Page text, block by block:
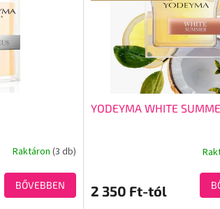
Raktáron (3 db)
BŐVEBBEN
YODEYMA WHITE
2 350 Ft-tól